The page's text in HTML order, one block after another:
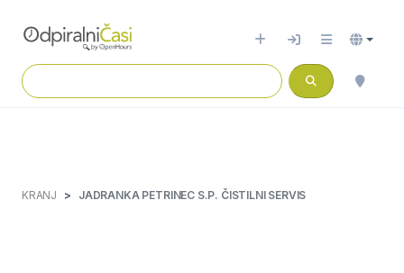
KRANJ JADRANKA PETRINEC S.P. ČISTILNI SERVIS